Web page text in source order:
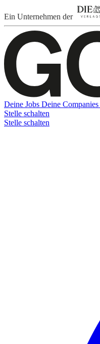
Ein Unternehmen der
Deine Jobs Deine Companies
Stelle schalten
Stelle schalten